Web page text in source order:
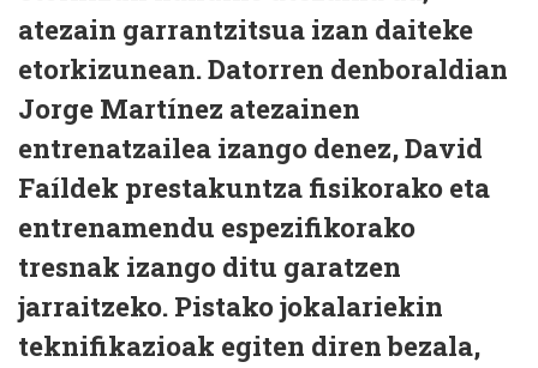
atezain garrantzitsua izan daiteke
etorkizunean. Datorren denboraldian
Jorge Martínez atezainen
entrenatzailea izango denez, David
Faíldek prestakuntza fisikorako eta
entrenamendu espezifikorako
tresnak izango ditu garatzen
jarraitzeko. Pistako jokalariekin
teknifikazioak egiten diren bezala,